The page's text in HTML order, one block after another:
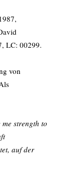
LC: 00299.
von
strength to
auf der